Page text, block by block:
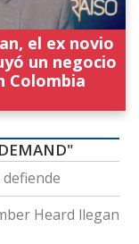
el ex novio
un negocio
Colombia
Heard llegan